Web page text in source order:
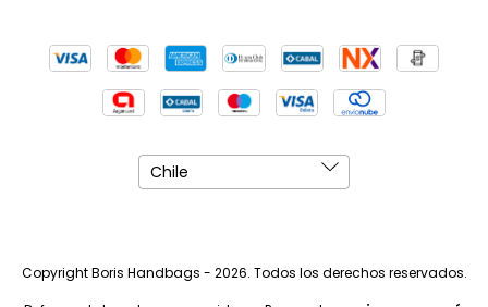
Copyright Boris Handbags - 2026. Todos los derechos reservados.